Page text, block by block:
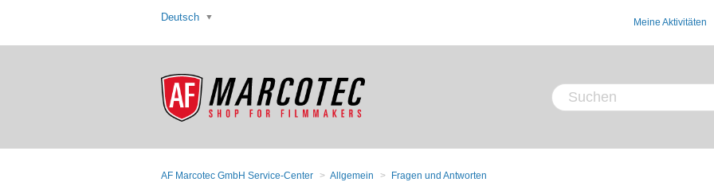
Meine Aktivitäten
Deutsch
AF Marcotec GmbH Service-Center Allgemein Fragen und Antworten